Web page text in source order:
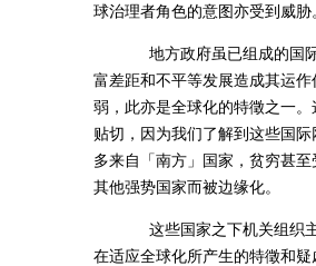
球治理者角色的意图亦受到威胁
地方政府虽已组成的国
富差距和不平等发展造成其运作
弱，此亦是全球化的特徵之一。
贴切，因为我们了解到这些国
多来自「南方」国家，贫穷甚至
其他强势国家而被边缘化。
这些国家之下机关组织
在适应全球化所产生的特徵和